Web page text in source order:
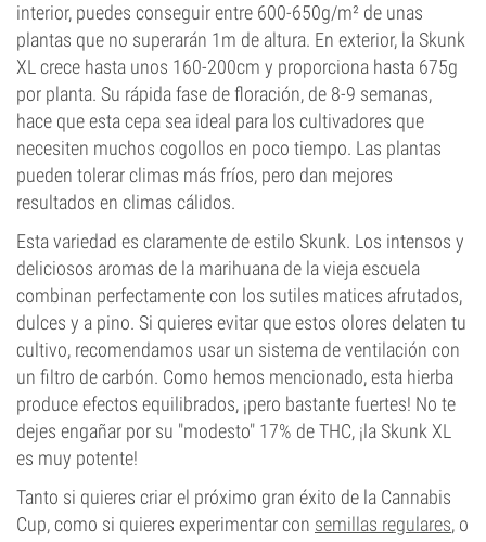
interior, puedes conseguir entre 600-650g/m² de unas
plantas que no superarán 1m de altura. En exterior, la Skunk
XL crece hasta unos 160-200cm y proporciona hasta 675g
por planta. Su rápida fase de floración, de 8-9 semanas,
hace que esta cepa sea ideal para los cultivadores que
necesiten muchos cogollos en poco tiempo. Las plantas
pueden tolerar climas más fríos, pero dan mejores
resultados en climas cálidos.
Esta variedad es claramente de estilo Skunk. Los intensos y
deliciosos aromas de la marihuana de la vieja escuela
combinan perfectamente con los sutiles matices afrutados,
dulces y a pino. Si quieres evitar que estos olores delaten tu
cultivo, recomendamos usar un sistema de ventilación con
un filtro de carbón. Como hemos mencionado, esta hierba
produce efectos equilibrados, ¡pero bastante fuertes! No te
dejes engañar por su "modesto" 17% de THC, ¡la Skunk XL
es muy potente!
Tanto si quieres criar el próximo gran éxito de la Cannabis
Cup, como si quieres experimentar con semillas regulares, o